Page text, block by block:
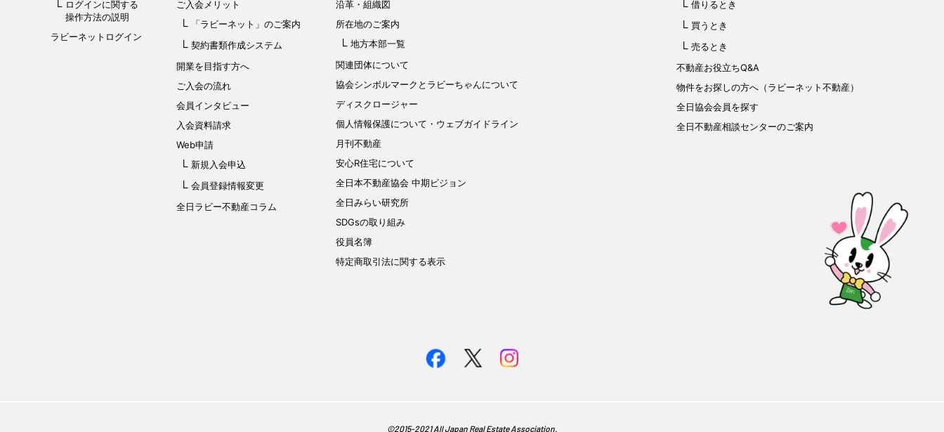
ログインに関する
操作方法の説明
ラビーネットログイン
ご入会メリット
「ラビーネット」のご案内
契約書類作成システム
開業を目指す方へ
ご入会の流れ
会員インタビュー
入会資料請求
Web申請
新規入会申込
会員登録情報変更
全日ラビー不動産コラム
沿革・組織図
所在地のご案内
地方本部一覧
関連団体について
協会シンボルマークと ラビーちゃんについて
ディスクロージャー
個人情報保護について ・ウェブガイドライン
月刊不動産
安心R住宅について
全日本不動産協会 中期ビジョン
全日みらい研究所
SDGsの取り組み
役員名簿
特定商取引法に関する表示
借りるとき
買うとき
売るとき
不動産お役立ちQ&A
物件をお探しの方へ（ラビーネット不動産）
全日協会会員を探す
全日不動産相談センターのご案内
©︎2015-2021 All Japan Real Estate Association.